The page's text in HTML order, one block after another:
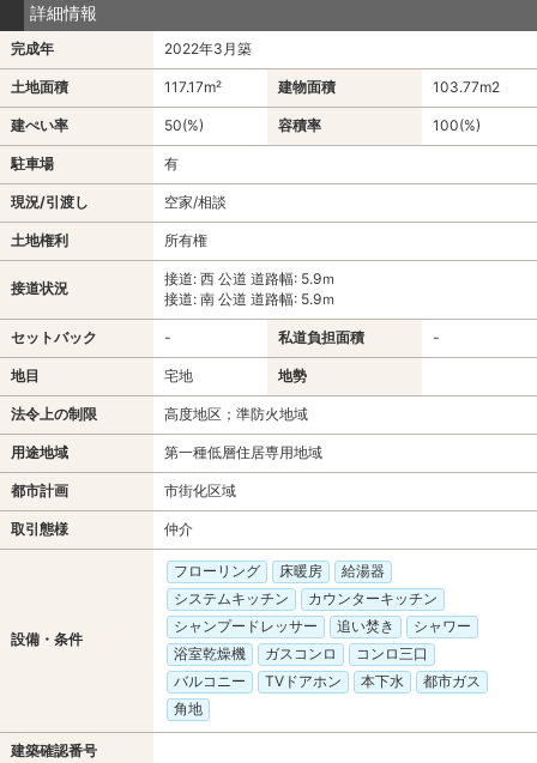
詳細情報
完成年 2022年3月築
土地面積 117.17m² 建物面積 103.77m2
建ぺい率 50(%) 容積率 100(%)
駐車場 有
現況/引渡し 空家/相談
土地権利 所有権
接道状況
接道: 西 公道 道路幅: 5.9ｍ
接道: 南 公道 道路幅: 5.9ｍ
セットバック - 私道負担面積 -
地目 宅地 地勢
法令上の制限 高度地区；準防火地域
用途地域 第一種低層住居専用地域
都市計画 市街化区域
取引態様 仲介
設備・条件
フローリング 床暖房
給湯器
システムキッチン
カウンターキッチン
シャンプードレッサー
追い焚き
シャワー
浴室乾燥機
ガスコンロ
コンロ三口
バルコニー
TVドアホン 本下水
都市ガス
角地
建築確認番号